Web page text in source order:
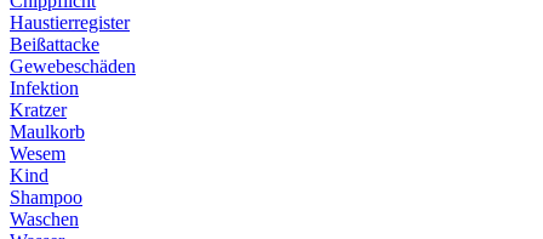
Haustierregister
Beißattacke
Gewebeschäden
Infektion
Kratzer
Maulkorb
Wesem
Kind
Shampoo
Waschen